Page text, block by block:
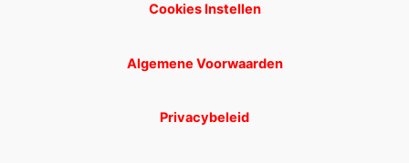
Cookies Instellen
Algemene Voorwaarden
Privacybeleid